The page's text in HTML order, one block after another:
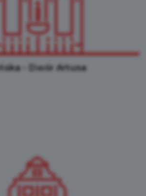
- Dwór Artusa